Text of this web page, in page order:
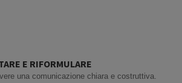
E RIFORMULARE
una comunicazione chiara e costruttiva.